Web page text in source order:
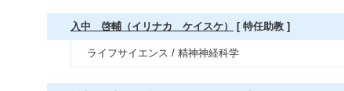
入中 啓輔（イリナカ ケイスケ） [ 特任助教 ]
ライフサイエンス / 精神神経科学